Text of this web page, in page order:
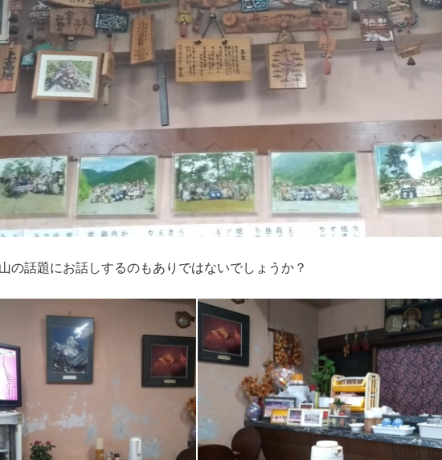
の話題にお話しするのもありではないでしょうか？